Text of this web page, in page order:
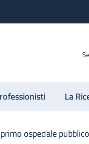
La
ospedale